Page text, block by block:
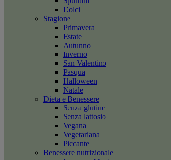
Dolci
Stagione
Primavera
Estate
Autunno
Inverno
San Valentino
Pasqua
Halloween
Natale
Dieta e Benessere
Senza glutine
Senza lattosio
Vegana
Vegetariana
Piccante
Benessere nutrizionale